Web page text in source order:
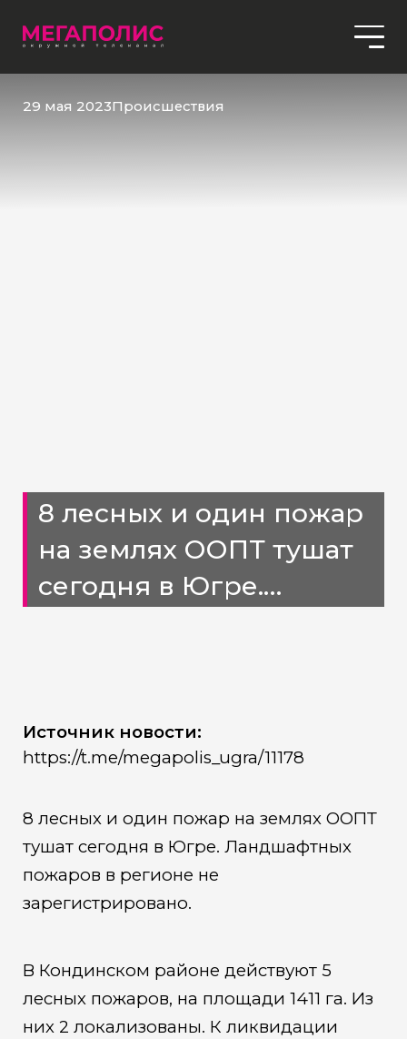
29 мая 2023Происшествия
8 лесных и один пожар
на землях ООПТ тушат
сегодня в Югре.
Источник новости:
https://t.me/megapolis_ugra/11178
8 лесных и один пожар на землях ООПТ
тушат сегодня в Югре. Ландшафтных
пожаров в регионе не
зарегистрировано.
В Кондинском районе действуют 5
лесных пожаров, на площади 1411 га. Из
них 2 локализованы. К ликвидации